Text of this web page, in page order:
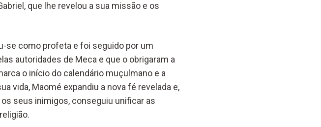
que lhe revelou a sua missão e os
se como profeta e foi seguido por um
autoridades de Meca e que o obrigaram a
o início do calendário muçulmano e a
vida, Maomé expandiu a nova fé revelada e,
seus inimigos, conseguiu unificar as